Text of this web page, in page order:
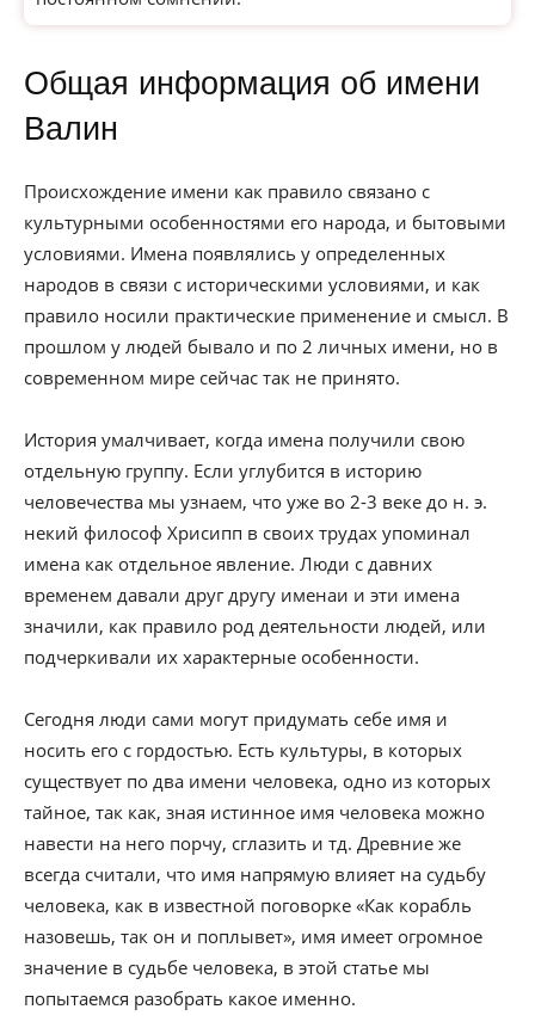
Общая информация об имени
Валин
Происхождение имени как правило связано с
культурными особенностями его народа, и бытовыми
условиями. Имена появлялись у определенных
народов в связи с историческими условиями, и как
правило носили практические применение и смысл. В
прошлом у людей бывало и по 2 личных имени, но в
современном мире сейчас так не принято.
История умалчивает, когда имена получили свою
отдельную группу. Если углубится в историю
человечества мы узнаем, что уже во 2-3 веке до н. э.
некий философ Хрисипп в своих трудах упоминал
имена как отдельное явление. Люди с давних
временем давали друг другу именаи и эти имена
значили, как правило род деятельности людей, или
подчеркивали их характерные особенности.
Сегодня люди сами могут придумать себе имя и
носить его с гордостью. Есть культуры, в которых
существует по два имени человека, одно из которых
тайное, так как, зная истинное имя человека можно
навести на него порчу, сглазить и тд. Древние же
всегда считали, что имя напрямую влияет на судьбу
человека, как в известной поговорке «Как корабль
назовешь, так он и поплывет», имя имеет огромное
значение в судьбе человека, в этой статье мы
попытаемся разобрать какое именно.